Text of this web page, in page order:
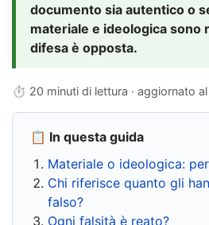
documento sia autentico o
materiale e ideologica sono
difesa è opposta.
⏱ 20 minuti di lettura · aggiornato al
📋 In questa guida
Materiale o ideologica:
Chi riferisce quanto gli
falso?
Ogni falsità è reato?